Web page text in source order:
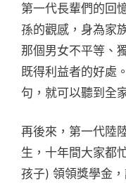
第一代長輩們的回
孫的觀感，身為家
那個男女不平等、
既得利益者的好處
句，就可以聽到全
再後來，第一代陸
生，十年間大家都
孩子) 領領獎學金